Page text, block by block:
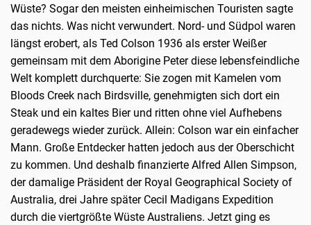
Wüste? Sogar den meisten einheimischen Touristen sagte
das nichts. Was nicht verwundert. Nord- und Südpol waren
längst erobert, als Ted Colson 1936 als erster Weißer
gemeinsam mit dem Aborigine Peter diese lebensfeindliche
Welt komplett durchquerte: Sie zogen mit Kamelen vom
Bloods Creek nach Birdsville, genehmigten sich dort ein
Steak und ein kaltes Bier und ritten ohne viel Aufhebens
geradewegs wieder zurück. Allein: Colson war ein einfacher
Mann. Große Entdecker hatten jedoch aus der Oberschicht
zu kommen. Und deshalb finanzierte Alfred Allen Simpson,
der damalige Präsident der Royal Geographical Society of
Australia, drei Jahre später Cecil Madigans Expedition
durch die viertgrößte Wüste Australiens. Jetzt ging es